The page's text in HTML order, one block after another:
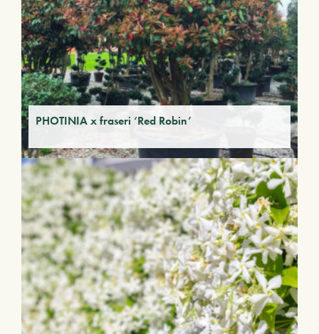
PHOTINIA x fraseri ‘Red Robin’